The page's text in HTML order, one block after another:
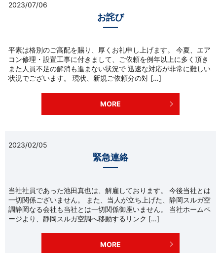
2023/07/06
お詫び
平素は格別のご高配を賜り、厚くお礼申し上げます。 今夏、エア
コン修理・設置工事に付きまして、ご依頼を例年以上に多く頂き
また人員不足の解消も進まない状況で 迅速な対応が非常に難しい
状況でございます。 現状、新規ご依頼分の対 […]
MORE
2023/02/05
緊急連絡
当社社員であった池田真也は、解雇しております。 今後当社とは
一切関係ございません。 また、当人が立ち上げた、静岡スルガ空
調静岡なる会社も当社とは一切関係御座いません。 当社ホームペ
ージより、静岡スルガ空調へ移動するリンク […]
MORE